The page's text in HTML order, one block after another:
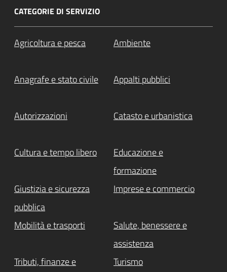
CATEGORIE DI SERVIZIO
Agricoltura e pesca Ambiente
Anagrafe e stato civile Appalti pubblici
Autorizzazioni Catasto e urbanistica
Cultura e tempo libero
Educazione e
formazione
Giustizia e sicurezza
pubblica
Imprese e commercio
Mobilità e trasporti
Salute, benessere e
assistenza
Tributi, finanze e
Turismo